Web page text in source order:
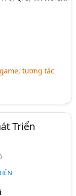
tương tác
Triển